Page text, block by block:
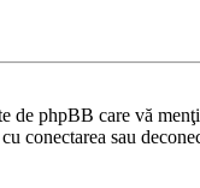
de phpBB care vă
conectarea sau